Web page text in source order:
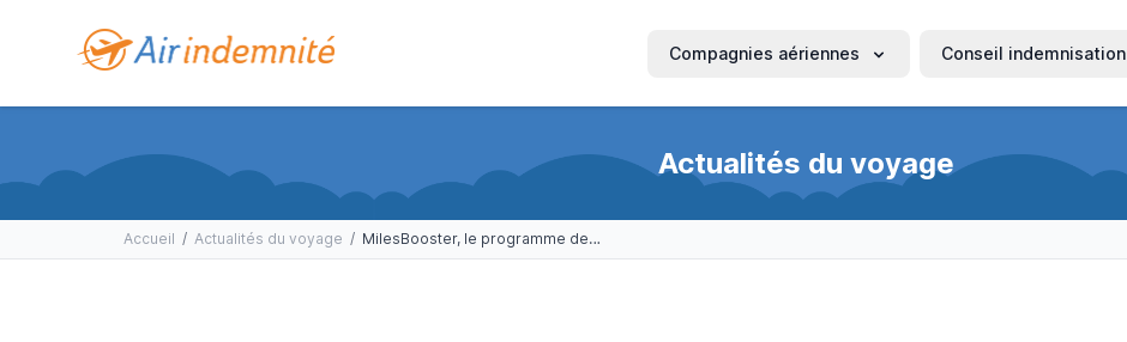
Compagnies aériennes Conseil indemnisation
Actualités du voyage
Accueil / Actualités du voyage / MilesBooster, le programme de fidélité qui vous donne l'occasion de voyager